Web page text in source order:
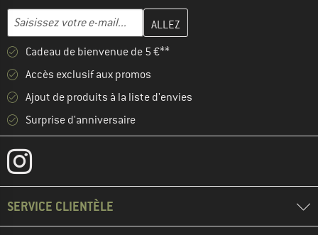
Adresse e-mail
Entrez votre adresse e-mail ici et créez votre compte client à la
Cadeau de bienvenue de 5 €**
Accès exclusif aux promos
Ajout de produits à la liste d'envies
Surprise d'anniversaire
SERVICE CLIENTÈLE